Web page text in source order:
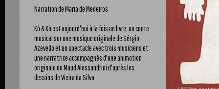
Narration de Maria de Medeiros
Kô & Kô est aujourd'hui à la fois un livre, un conte
musical sur une musique originale de Sérgio
Azevedo et un spectacle avec trois musiciens et
une narratrice accompagnés d'une animation
originale de Maud Alessandrini d'après les
dessins de Vieira da Silva.